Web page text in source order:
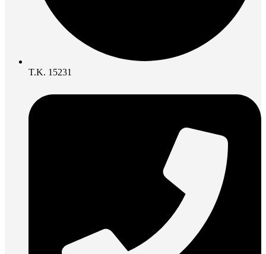
Τ.Κ. 15231